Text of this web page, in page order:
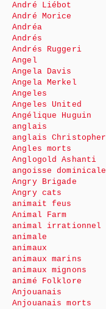
André Liébot
André Morice
Andréa
Andrés
Andrés Ruggeri
Angel
Angela Davis
Angela Merkel
Angeles
Angeles United
Angélique Huguin
anglais
anglais Christopher
Angles morts
Anglogold Ashanti
angoisse dominicale
Angry Brigade
Angry cats
animait feus
Animal Farm
animal irrationnel
animale
animaux
animaux marins
animaux mignons
animé Folklore
Anjouanais
Anjouanais morts